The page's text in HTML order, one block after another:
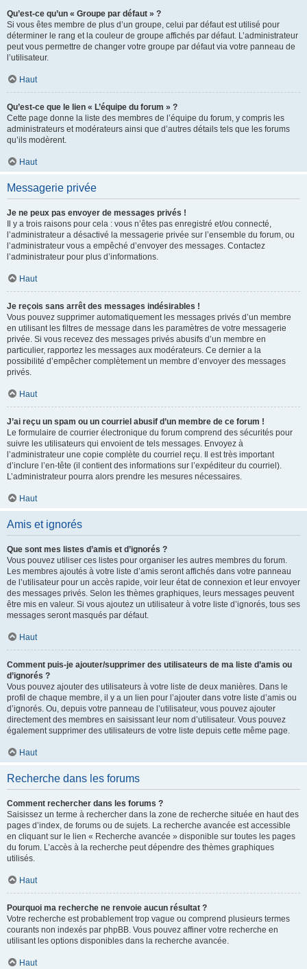
Qu’est-ce qu’un « Groupe par défaut » ?
Si vous êtes membre de plus d’un groupe, celui par défaut est utilisé pour
déterminer le rang et la couleur de groupe affichés par défaut. L’administrateur
peut vous permettre de changer votre groupe par défaut via votre panneau de
l’utilisateur.
Haut
Qu’est-ce que le lien « L’équipe du forum » ?
Cette page donne la liste des membres de l’équipe du forum, y compris les
administrateurs et modérateurs ainsi que d’autres détails tels que les forums
qu’ils modèrent.
Haut
Messagerie privée
Je ne peux pas envoyer de messages privés !
Il y a trois raisons pour cela : vous n’êtes pas enregistré et/ou connecté,
l’administrateur a désactivé la messagerie privée sur l’ensemble du forum, ou
l’administrateur vous a empêché d’envoyer des messages. Contactez
l’administrateur pour plus d’informations.
Haut
Je reçois sans arrêt des messages indésirables !
Vous pouvez supprimer automatiquement les messages privés d’un membre
en utilisant les filtres de message dans les paramètres de votre messagerie
privée. Si vous recevez des messages privés abusifs d’un membre en
particulier, rapportez les messages aux modérateurs. Ce dernier a la
possibilité d’empêcher complètement un membre d’envoyer des messages
privés.
Haut
J’ai reçu un spam ou un courriel abusif d’un membre de ce forum !
Le formulaire de courrier électronique du forum comprend des sécurités pour
suivre les utilisateurs qui envoient de tels messages. Envoyez à
l’administrateur une copie complète du courriel reçu. Il est très important
d’inclure l’en-tête (il contient des informations sur l’expéditeur du courriel).
L’administrateur pourra alors prendre les mesures nécessaires.
Haut
Amis et ignorés
Que sont mes listes d’amis et d’ignorés ?
Vous pouvez utiliser ces listes pour organiser les autres membres du forum.
Les membres ajoutés à votre liste d’amis seront affichés dans votre panneau
de l’utilisateur pour un accès rapide, voir leur état de connexion et leur envoyer
des messages privés. Selon les thèmes graphiques, leurs messages peuvent
être mis en valeur. Si vous ajoutez un utilisateur à votre liste d’ignorés, tous ses
messages seront masqués par défaut.
Haut
Comment puis-je ajouter/supprimer des utilisateurs de ma liste d’amis ou
d’ignorés ?
Vous pouvez ajouter des utilisateurs à votre liste de deux manières. Dans le
profil de chaque membre, il y a un lien pour l’ajouter dans votre liste d’amis ou
d’ignorés. Ou, depuis votre panneau de l’utilisateur, vous pouvez ajouter
directement des membres en saisissant leur nom d’utilisateur. Vous pouvez
également supprimer des utilisateurs de votre liste depuis cette même page.
Haut
Recherche dans les forums
Comment rechercher dans les forums ?
Saisissez un terme à rechercher dans la zone de recherche située en haut des
pages d’index, de forums ou de sujets. La recherche avancée est accessible
en cliquant sur le lien « Recherche avancée » disponible sur toutes les pages
du forum. L’accès à la recherche peut dépendre des thèmes graphiques
utilisés.
Haut
Pourquoi ma recherche ne renvoie aucun résultat ?
Votre recherche est probablement trop vague ou comprend plusieurs termes
courants non indexés par phpBB. Vous pouvez affiner votre recherche en
utilisant les options disponibles dans la recherche avancée.
Haut